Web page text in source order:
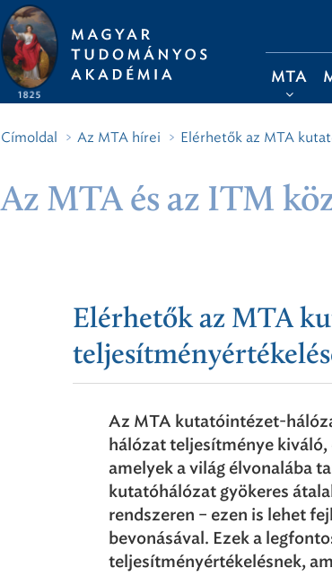
MTA
Címoldal Az MTA hírei Elérhetők az MTA
Az MTA és az ITM
Elérhetők az MTA
Az MTA kutatóintézet-
hálózat teljesítménye
amelyek a világ élvonalába
kutatóhálózat gyökeres
rendszeren – ezen is lehet
bevonásával. Ezek a
teljesítményértékelésnek,